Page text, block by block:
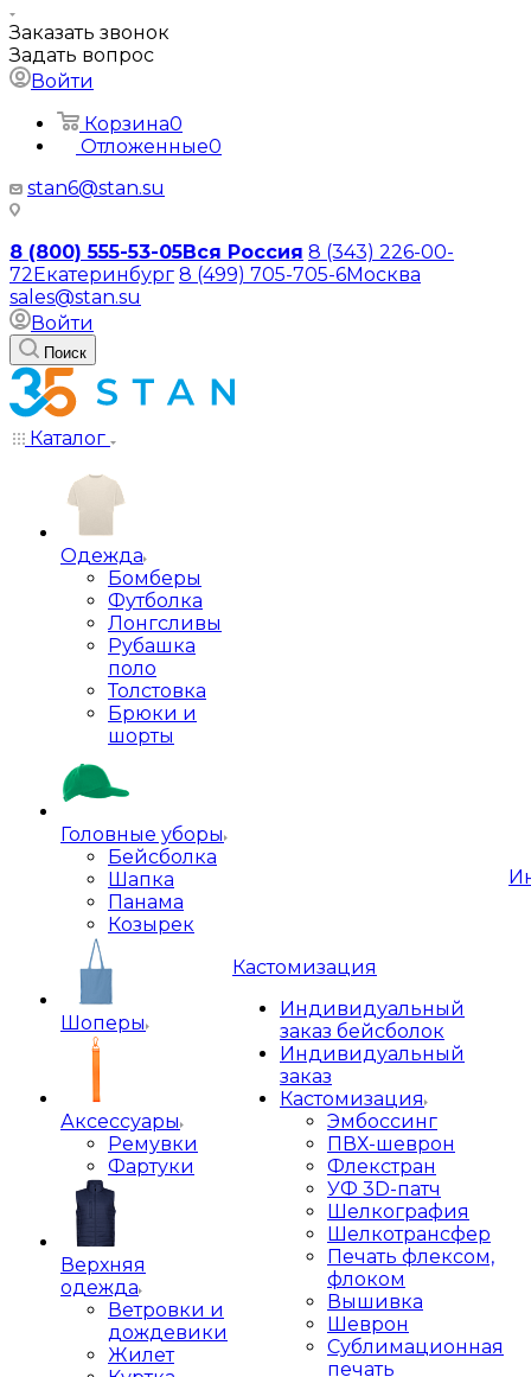
Заказать звонок
Задать вопрос
Войти
Корзина0
Отложенные0
stan6@stan.su
8 (800) 555-53-05Вся Россия 8 (343) 226-00-
72Екатеринбург 8 (499) 705-705-6Москва
sales@stan.su
Войти
Поиск
Каталог
Одежда
Бомберы
Футболка
Лонгсливы
Рубашка
поло
Толстовка
Брюки и
шорты
Головные уборы
Бейсболка
Шапка
Панама
Козырек
Шоперы
Аксессуары
Ремувки
Фартуки
Верхняя
одежда
Ветровки и
дождевики
Жилет
Кастомизация
Индивидуальный
заказ бейсболок
Индивидуальный
заказ
Кастомизация
Эмбоссинг
ПВХ-шеврон
Флекстран
УФ 3D-патч
Шелкография
Шелкотрансфер
Печать флексом,
флоком
Вышивка
Шеврон
Сублимационная
печать